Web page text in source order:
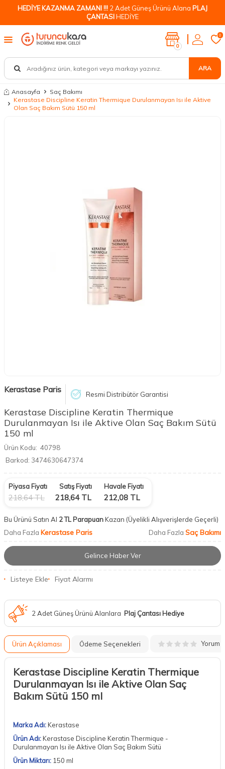
HEDİYE KAZANMA ZAMANI !!! 2 Adet Güneş Ürünü Alana PLAJ
ÇANTASIHEDİYE
ARA
0
0
Anasayfa
Saç Bakımı
Kerastase Discipline Keratin Thermique Durulanmayan Isı ile Aktive
Olan Saç Bakım Sütü 150 ml
Kerastase Paris Resmi Distribütör Garantisi
Kerastase Discipline Keratin Thermique
Durulanmayan Isı ile Aktive Olan Saç Bakım Sütü
150 ml
Ürün Kodu: 40798
Barkod: 3474630647374
Piyasa Fiyatı
218,64TL
Satış Fiyatı
218,64TL
Havale Fiyatı
212,08 TL
Bu Ürünü Satın Al 2 TL ParapuanKazan (Üyelikli Alışverişlerde Geçerli)
Daha Fazla Kerastase Paris Daha Fazla Saç Bakımı
Gelince Haber Ver
Listeye Ekle Fiyat Alarmı
2 Adet Güneş Ürünü Alanlara Plaj Çantası Hediye
Ürün Açıklaması Ödeme Seçenekleri Yorum
Kerastase Discipline Keratin Thermique
Durulanmayan Isı ile Aktive Olan Saç
Bakım Sütü 150 ml
Marka Adı:Kerastase
Ürün Adı:Kerastase Discipline Keratin Thermique -
Durulanmayan Isı ile Aktive Olan Saç Bakım Sütü
Ürün Miktarı: 150 ml